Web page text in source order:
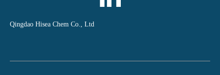
Qingdao Hisea Chem Co., Ltd